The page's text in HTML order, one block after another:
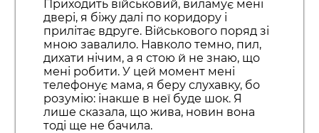
Приходить військовий, виламує мені
двері, я біжу далі по коридору і
прилітає вдруге. Військового поряд зі
мною завалило. Навколо темно, пил,
дихати нічим, а я стою й не знаю, що
мені робити. У цей момент мені
телефонує мама, я беру слухавку, бо
розумію: інакше в неї буде шок. Я
лише сказала, що жива, новин вона
тоді ще не бачила.